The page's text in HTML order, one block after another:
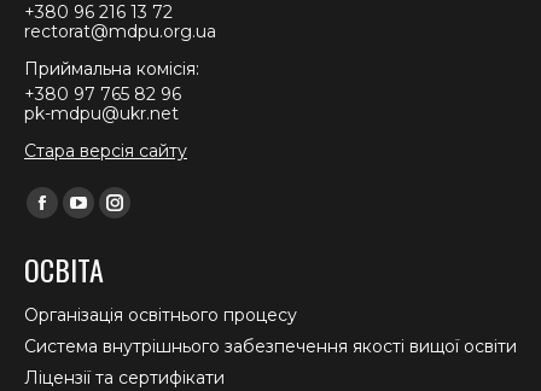
+380 96 216 13 72
rectorat@mdpu.org.ua
Приймальна комісія:
+380 97 765 82 96
pk-mdpu@ukr.net
Стара версія сайту
Find us on:
Facebook
opens
in
new
window
YouTube
opens
in
new
window
Instagram
in
new
window
ОСВІТА
Організація освітнього процесу
Система внутрішнього забезпечення якості вищої освіти
Ліцензії та сертифікати